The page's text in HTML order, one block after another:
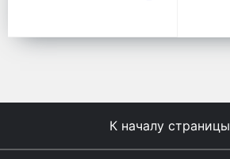
К началу страницы